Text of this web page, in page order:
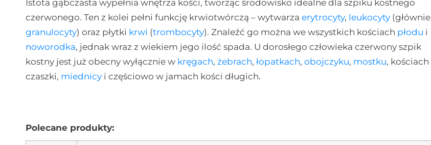
Istota gąbczasta wypełnia wnętrza kości, tworząc środowisko idealne dla szpiku kostnego
czerwonego. Ten z kolei pełni funkcję krwiotwórczą – wytwarzaerytrocyty, leukocyty (głównie
granulocyty) oraz płytki krwi (trombocyty). Znaleźć go można we wszystkich kościach płodu i
noworodka, jednak wraz z wiekiem jego ilość spada. U dorosłego człowieka czerwony szpik
kostny jest już obecny wyłącznie w kręgach,żebrach,łopatkach,obojczyku, mostku, kościach
czaszki, miednicy i częściowo w jamach kości długich.
Polecane produkty: